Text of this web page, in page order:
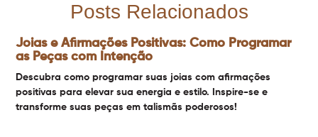
Posts Relacionados
Joias e Afirmações Positivas: Como Programar
as Peças com Intenção
Descubra como programar suas joias com afirmações
positivas para elevar sua energia e estilo. Inspire-se e
transforme suas peças em talismãs poderosos!